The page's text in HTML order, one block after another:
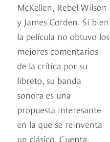
McKellen, Rebel Wilson
y James Corden. Si bien
la película no obtuvo los
mejores comentarios
de la crítica por su
libreto, su banda
sonora es una
propuesta interesante
en la que se reinventa
un clásico. Cuenta,